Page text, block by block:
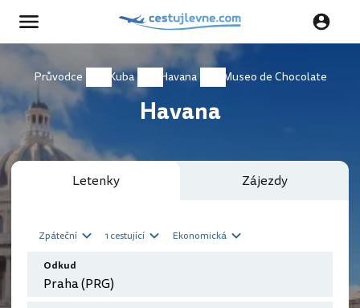
Průvodce Kuba Havana Museo de Chocolate
Havana
Letenky Zájezdy
Zpáteční 1 cestující Ekonomická
Odkud